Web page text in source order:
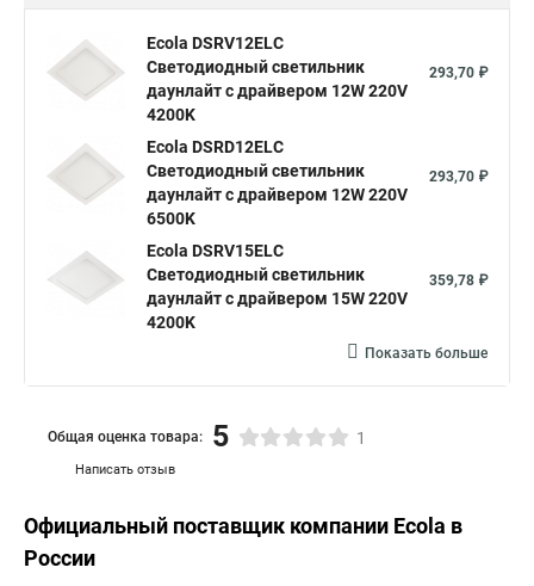
Ecola DSRV12ELC
Светодиодный светильник
даунлайт с драйвером 12W 220V
4200K
293,70 ₽
Ecola DSRD12ELC
Светодиодный светильник
даунлайт с драйвером 12W 220V
6500K
293,70 ₽
Ecola DSRV15ELC
Светодиодный светильник
даунлайт с драйвером 15W 220V
4200K
359,78 ₽
Показать больше
Написать отзыв
Общая оценка товара: 5 1
Официальный поставщик компании Ecola в
России